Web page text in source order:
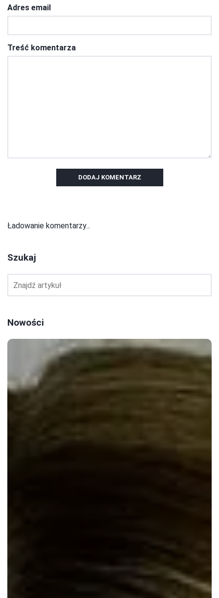
Adres email
Treść komentarza
DODAJ KOMENTARZ
Ładowanie komentarzy...
Szukaj
Nowości